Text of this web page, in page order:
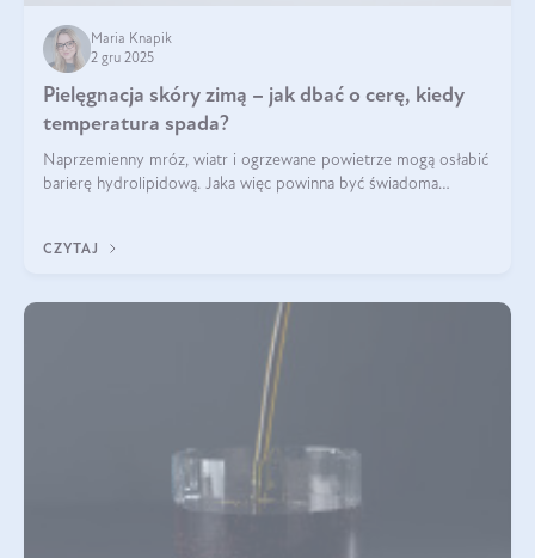
Maria Knapik
2 gru 2025
Pielęgnacja skóry zimą – jak dbać o cerę, kiedy
temperatura spada?
Naprzemienny mróz, wiatr i ogrzewane powietrze mogą osłabić
barierę hydrolipidową. Jaka więc powinna być świadoma
CZYTAJ